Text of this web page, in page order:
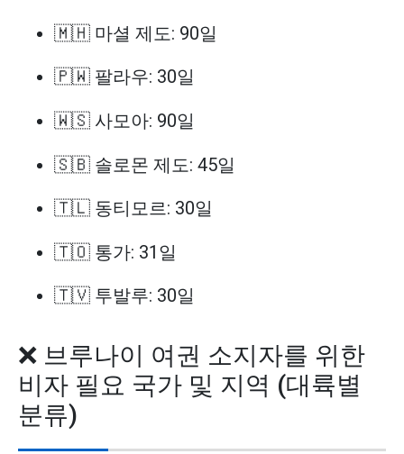
🇲🇭 마셜 제도: 90일
🇵🇼 팔라우: 30일
🇼🇸 사모아: 90일
🇸🇧 솔로몬 제도: 45일
🇹🇱 동티모르: 30일
🇹🇴 통가: 31일
🇹🇻 투발루: 30일
❌ 브루나이 여권 소지자를 위한
비자 필요 국가 및 지역 (대륙별
분류)